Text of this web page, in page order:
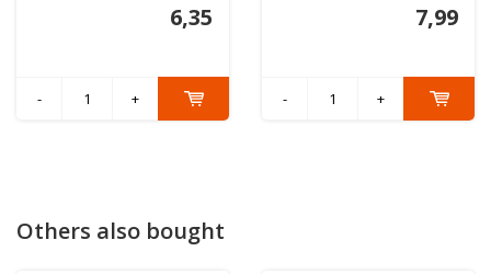
6,35
- +
7,99
- +
Others also bought